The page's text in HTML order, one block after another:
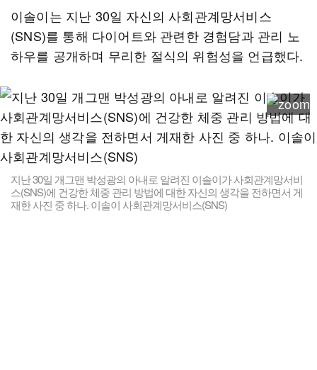
이솔이는 지난 30일 자신의 사회관계망서비스
(SNS)를 통해 다이어트와 관련한 경험담과 관리 노
하우를 공개하며 무리한 절식의 위험성을 언급했다.
지난 30일 개그맨 박성광의 아내로 알려진 이솔이가 사회관계망서비
스(SNS)에 건강한 체중 관리 방법에 대한 자신의 생각을 전하면서 게
재한 사진 중 하나. 이솔이 사회관계망서비스(SNS)